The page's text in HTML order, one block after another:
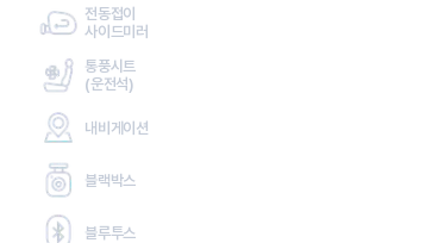
전동접이
사이드미러
통풍시트
(운전석)
내비게이션
블랙박스
블루투스